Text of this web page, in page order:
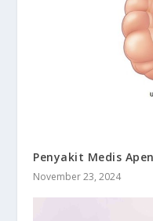
Penyakit Medis
November 23, 2024